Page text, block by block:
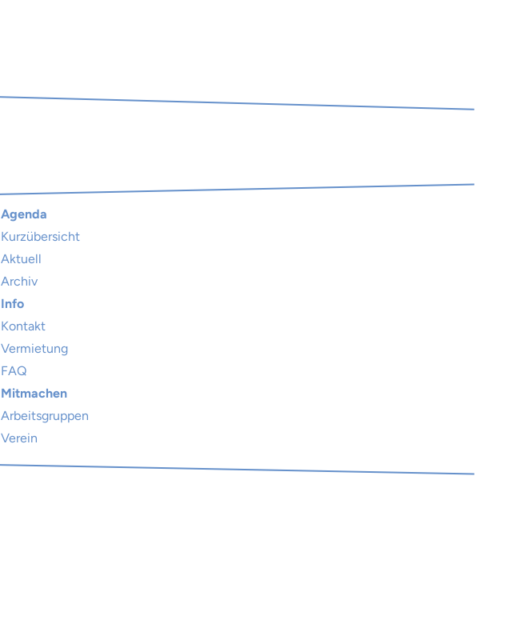
Agenda
Kurzübersicht
Aktuell
Archiv
Info
Kontakt
Vermietung
FAQ
Mitmachen
Arbeitsgruppen
Verein